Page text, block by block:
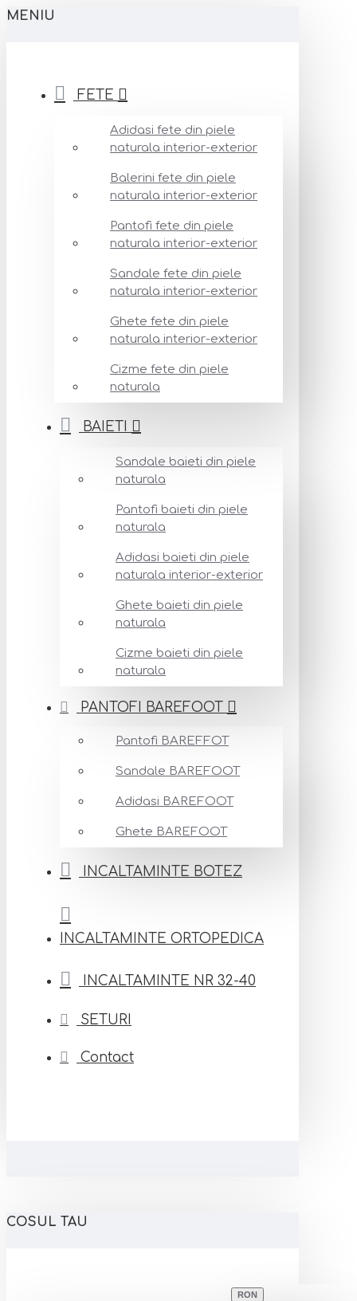
MENIU
FETE
Adidasi fete din piele
naturala interior-exterior
Balerini fete din piele
naturala interior-exterior
Pantofi fete din piele
naturala interior-exterior
Sandale fete din piele
naturala interior-exterior
Ghete fete din piele
naturala interior-exterior
Cizme fete din piele
naturala
BAIETI
Sandale baieti din piele
naturala
Pantofi baieti din piele
naturala
Adidasi baieti din piele
naturala interior-exterior
Ghete baieti din piele
naturala
Cizme baieti din piele
naturala
PANTOFI BAREFOOT
Pantofi BAREFFOT
Sandale BAREFOOT
Adidasi BAREFOOT
Ghete BAREFOOT
INCALTAMINTE BOTEZ
INCALTAMINTE ORTOPEDICA
INCALTAMINTE NR 32-40
SETURI
Contact
COSUL TAU
RON